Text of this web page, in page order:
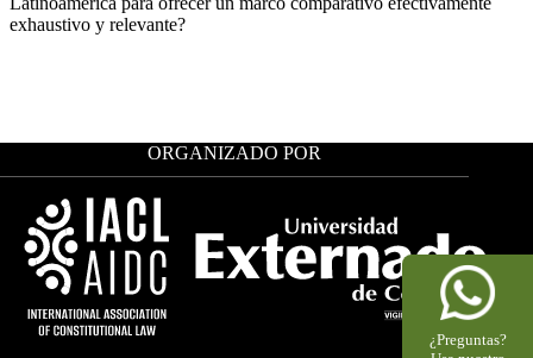
exhaustivo y relevante?
ORGANIZADO POR
¿Preguntas?